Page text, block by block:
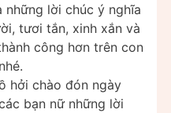
những lời chúc ý nghĩa
tươi tắn, xinh xắn và
công hơn trên con
hởi chào đón ngày
bạn nữ những lời